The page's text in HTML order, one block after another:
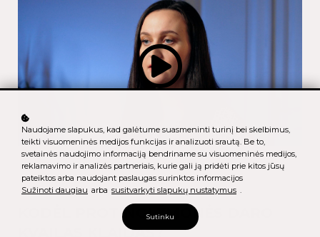
KODĖL PROTINGI ŽMONĖS DARO
KVAILAS KLAIDAS?
Naudojame slapukus, kad galėtume suasmeninti turinį bei skelbimus,
teikti visuomeninės medijos funkcijas ir analizuoti srautą. Be to,
svetainės naudojimo informaciją bendriname su visuomeninės medijos,
reklamavimo ir analizės partneriais, kurie gali ją pridėti prie kitos jūsų
pateiktos arba naudojant paslaugas surinktos informacijos
Sužinoti daugiau arba susitvarkyti slapukų nustatymus .
Sutinku